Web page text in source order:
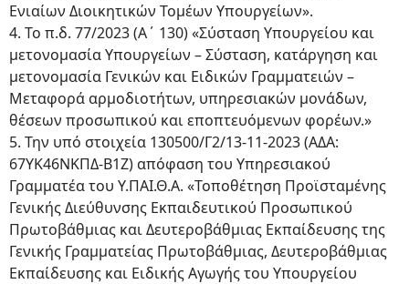
Ενιαίων Διοικητικών Τομέων Υπουργείων».
4. Το π.δ. 77/2023 (Α΄ 130) «Σύσταση Υπουργείου και
μετονομασία Υπουργείων – Σύσταση, κατάργηση και
μετονομασία Γενικών και Ειδικών Γραμματειών –
Μεταφορά αρμοδιοτήτων, υπηρεσιακών μονάδων,
θέσεων προσωπικού και εποπτευόμενων φορέων.»
5. Την υπό στοιχεία 130500/Γ2/13-11-2023 (ΑΔΑ:
67ΥΚ46ΝΚΠΔ-Β1Ζ) απόφαση του Υπηρεσιακού
Γραμματέα του Υ.ΠΑΙ.Θ.Α. «Τοποθέτηση Προϊσταμένης
Γενικής Διεύθυνσης Εκπαιδευτικού Προσωπικού
Πρωτοβάθμιας και Δευτεροβάθμιας Εκπαίδευσης της
Γενικής Γραμματείας Πρωτοβάθμιας, Δευτεροβάθμιας
Εκπαίδευσης και Ειδικής Αγωγής του Υπουργείου